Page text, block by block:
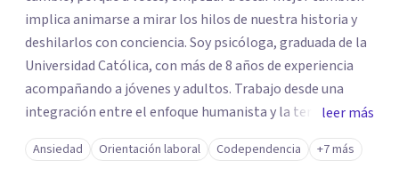
implica animarse a mirar los hilos de nuestra historia y
deshilarlos con conciencia. Soy psicóloga, graduada de la
Universidad Católica, con más de 8 años de experiencia
acompañando a jóvenes y adultos. Trabajo desde una
integración entre el enfoque humanista y la terapia
cognitivo-conductual (TCC), combinando una escucha
profunda, empática y sin juicios, con herramientas con
leer más
Ansiedad Orientación laboral Codependencia +7 más